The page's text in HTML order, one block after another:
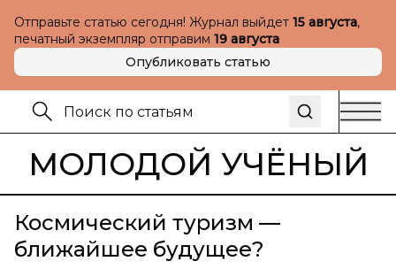
Отправьте статью сегодня! Журнал выйдет 15 августа,
печатный экземпляр отправим 19 августа
Опубликовать статью
МОЛОДОЙ УЧЁНЫЙ
Космический туризм —
ближайшее будущее?